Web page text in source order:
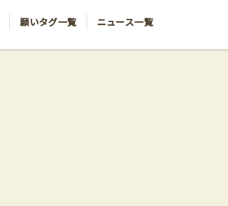
願いタグ一覧 ニュース一覧